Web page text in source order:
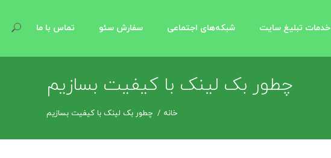
خدمات تبلیغ سایت شبکه‌های اجتماعی سفارش سئو تماس با ما
چطور بک لینک با کیفیت بسازیم
خانه چطور بک لینک با کیفیت بسازیم